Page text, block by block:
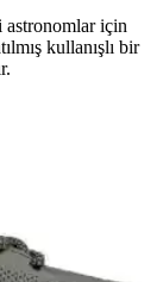
astronomlar için
kullanışlı bir